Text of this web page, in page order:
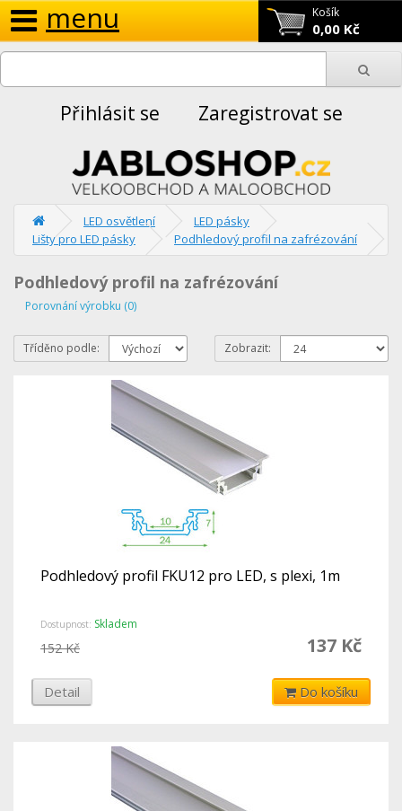
Košík
0,00 Kč
menu
Přihlásit se Zaregistrovat se
LED osvětlení
LED pásky
Lišty pro LED pásky
Podhledový profil na zafrézování
Podhledový profil na zafrézování
Porovnání výrobku (0)
Tříděno podle: Zobrazit:
Podhledový profil FKU12 pro LED, s plexi, 1m
Dostupnost: Skladem
137 Kč
152 Kč
Detail Do košíku